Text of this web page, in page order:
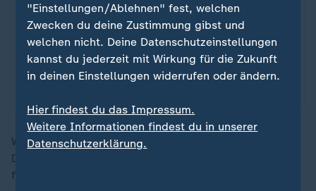
Infografiken anzeigen
Datenschutzeinstellungen anpassen
Weitere Ergebnisse zur Bundestagswahl 2025 - für
Deutschland und die Bundesländer - finden Sie in
folgenden Artikeln:
"Einstellungen/Ablehnen" fest, welchen
Zwecken du deine Zustimmung gibst und
welchen nicht. Deine Datenschutzeinstellungen
kannst du jederzeit mit Wirkung für die Zukunft
in deinen Einstellungen widerrufen oder ändern.
Hier findest du das Impressum.
Weitere Informationen findest du in unserer
Datenschutzerklärung.